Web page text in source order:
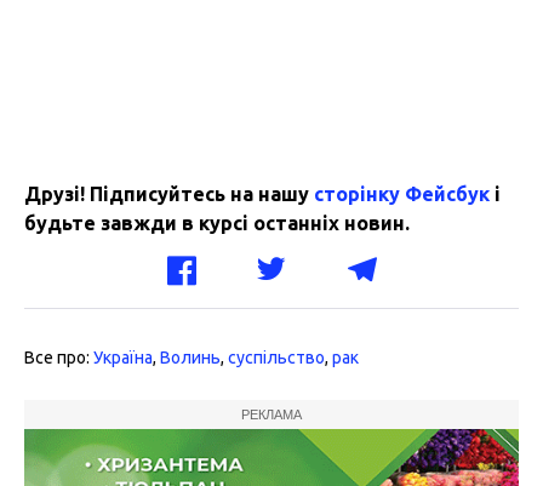
Друзі! Підписуйтесь на нашу сторінку Фейсбук і
будьте завжди в курсі останніх новин.
Все про: Україна, Волинь, суспільство, рак
РЕКЛАМА